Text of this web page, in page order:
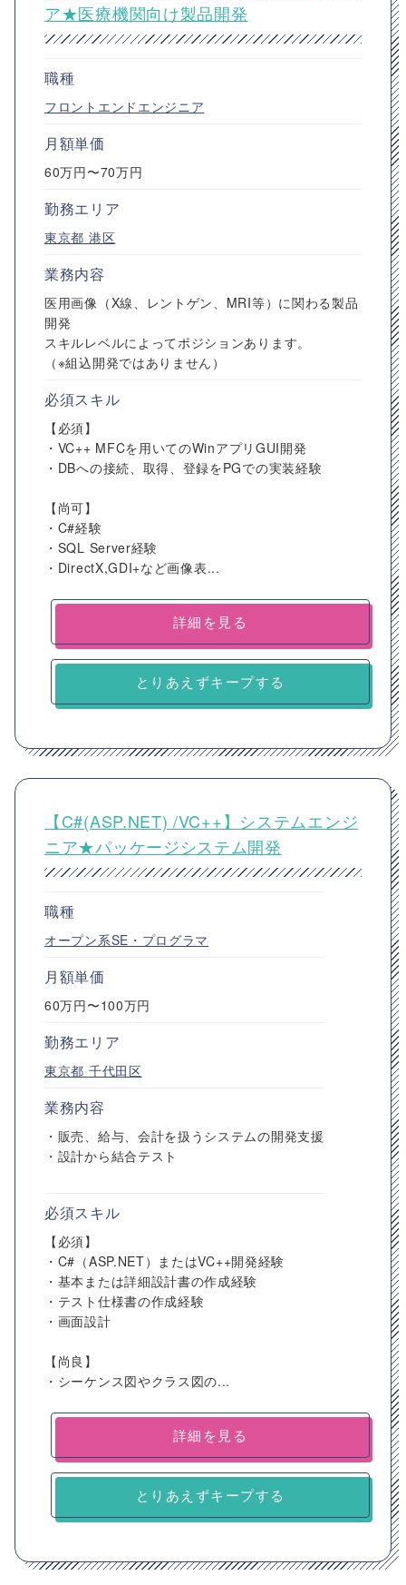
ア★医療機関向け製品開発
職種
フロントエンドエンジニア
月額単価
60万円〜70万円
勤務エリア
東京都 港区
業務内容
医用画像（X線、レントゲン、MRI等）に関わる製品
開発
スキルレベルによってポジションあります。
（※組込開発ではありません）
必須スキル
【必須】
・VC++ MFCを用いてのWinアプリGUI開発
・DBへの接続、取得、登録をPGでの実装経験
【尚可】
・C#経験
・SQL Server経験
・DirectX,GDI+など画像表...
詳細を見る
とりあえずキープする
【C#(ASP.NET) /VC++】システムエンジ
ニア★パッケージシステム開発
職種
オープン系SE・プログラマ
月額単価
60万円〜100万円
勤務エリア
東京都 千代田区
業務内容
・販売、給与、会計を扱うシステムの開発支援
・設計から結合テスト
必須スキル
【必須】
・C#（ASP.NET）またはVC++開発経験
・基本または詳細設計書の作成経験
・テスト仕様書の作成経験
・画面設計
【尚良】
・シーケンス図やクラス図の...
詳細を見る
とりあえずキープする